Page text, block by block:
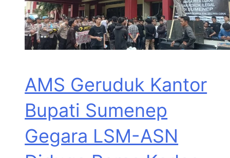
AMS Geruduk Kantor
Bupati Sumenep
Gegara LSM-ASN